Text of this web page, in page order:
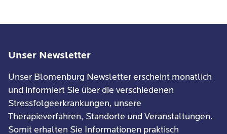
Unser Newsletter
Unser Blomenburg Newsletter erscheint monatlich
und informiert Sie über die verschiedenen
Stressfolgeerkrankungen, unsere
Therapieverfahren, Standorte und Veranstaltungen.
Somit erhalten Sie Informationen praktisch